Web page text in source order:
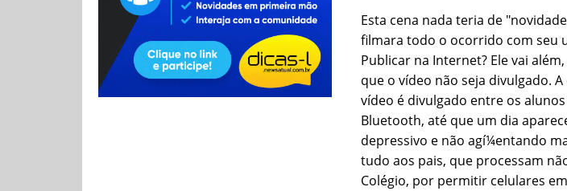
Esta cena nada teria de
filmara todo o ocorrido com seu
Publicar na Internet? Ele vai
que o ví­deo não seja divulgado.
ví­deo é divulgado entre os
Bluetooth, até que um dia
depressivo e não agí¼entando
tudo aos pais, que processam
Colégio, por permitir celulares